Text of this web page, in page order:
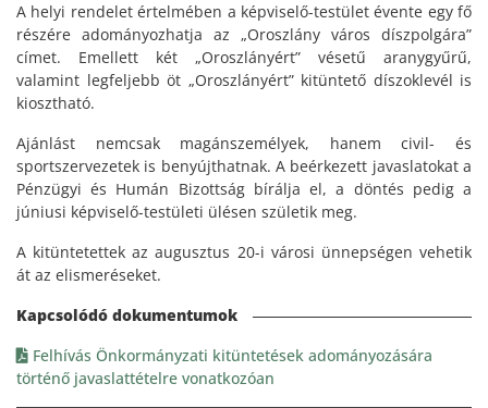
A helyi rendelet értelmében a képviselő-testület évente egy fő
részére adományozhatja az „Oroszlány város díszpolgára”
címet. Emellett két „Oroszlányért” vésetű aranygyűrű,
valamint legfeljebb öt „Oroszlányért” kitüntető díszoklevél is
kiosztható.
Ajánlást nemcsak magánszemélyek, hanem civil- és
sportszervezetek is benyújthatnak. A beérkezett javaslatokat a
Pénzügyi és Humán Bizottság bírálja el, a döntés pedig a
júniusi képviselő-testületi ülésen születik meg.
A kitüntetettek az augusztus 20-i városi ünnepségen vehetik
át az elismeréseket.
Felhívás Önkormányzati kitüntetések adományozására
történő javaslattételre vonatkozóan